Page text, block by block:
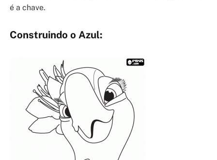
é a chave.
Construindo o Azul: